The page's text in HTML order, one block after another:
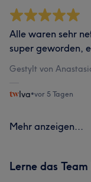
Alle waren sehr
super geworden,
Gestylt von
Iva•vor 5 Tagen
Mehr anzeigen...
Lerne das